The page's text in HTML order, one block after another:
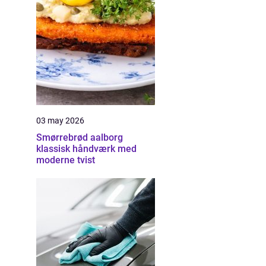
03 may 2026
Smørrebrød aalborg
klassisk håndværk med
moderne tvist